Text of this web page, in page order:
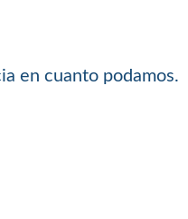
en cuanto podamos.